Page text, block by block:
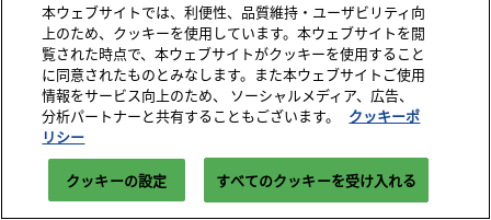
2026年06月17日（水）｜10:00 ～ 10:45
RESKILL-S1
か？― 行動変容を促す“学習設
計”のポイント
本ウェブサイトでは、利便性、品質維持・ユーザビリティ向
上のため、クッキーを使用しています。本ウェブサイトを閲
覧された時点で、本ウェブサイトがクッキーを使用すること
に同意されたものとみなします。また本ウェブサイトご使用
情報をサービス向上のため、 ソーシャルメディア、広告、
分析パートナーと共有することもございます。
クッキーポ
リシー
クッキーの設定 すべてのクッキーを受け入れる